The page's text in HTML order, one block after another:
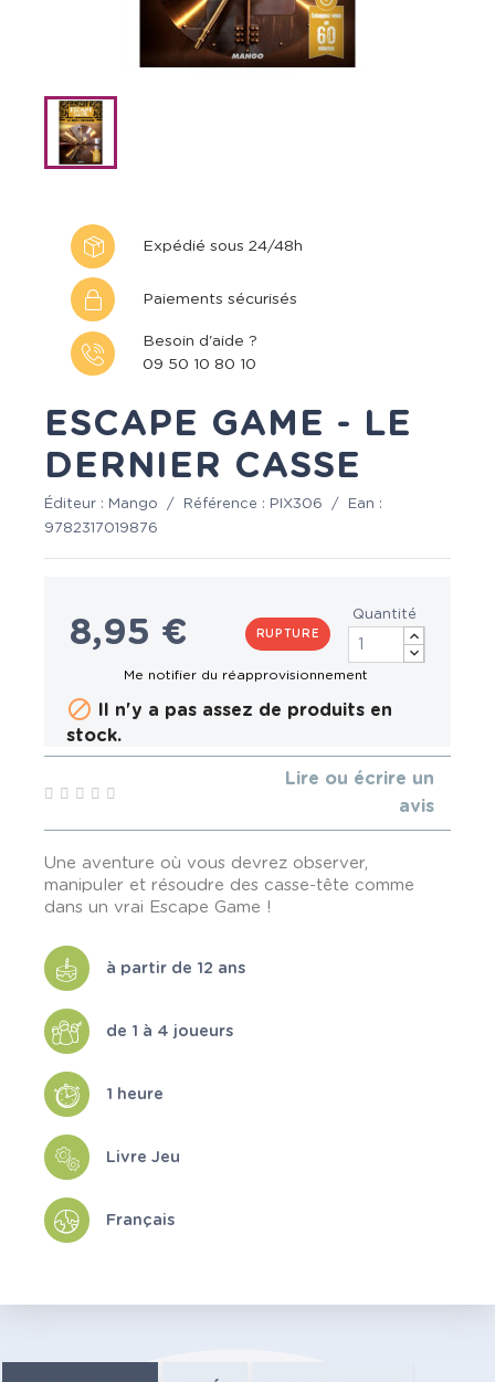
Expédié sous 24/48h
Paiements sécurisés
Besoin d'aide ?
09 50 10 80 10
ESCAPE GAME - LE
DERNIER CASSE
Éditeur : Mango / Référence : PIX306 /
Ean :
9782317019876
8,95 € RUPTURE
Quantité
 Il n'y a pas assez de produits en
stock.
Lire ou écrire un
avis
Une aventure où vous devrez observer,
manipuler et résoudre des casse-tête comme
dans un vrai Escape Game !
à partir de 12 ans
de 1 à 4 joueurs
1 heure
Livre Jeu
Français